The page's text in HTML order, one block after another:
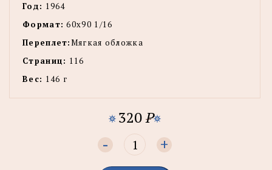
Год: 1964
Формат: 60x90 1/16
Переплет:Мягкая обложка
Страниц: 116
Вес: 146 г
320P
- +